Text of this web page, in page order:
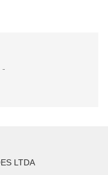
LTDA